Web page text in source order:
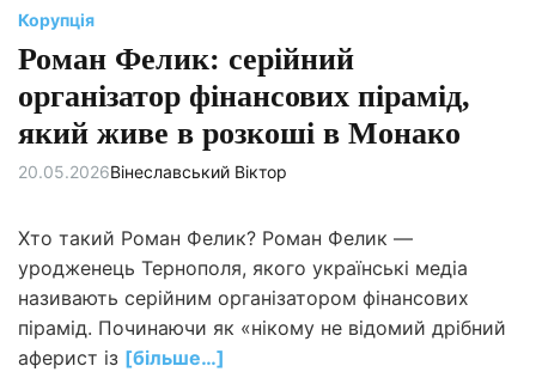
Корупція
Роман Фелик: серійний
організатор фінансових пірамід,
який живе в розкоші в Монако
20.05.2026Вінеславський Віктор
Хто такий Роман Фелик? Роман Фелик —
уродженець Тернополя, якого українські медіа
називають серійним організатором фінансових
пірамід. Починаючи як «нікому не відомий дрібний
аферист із [більше…]